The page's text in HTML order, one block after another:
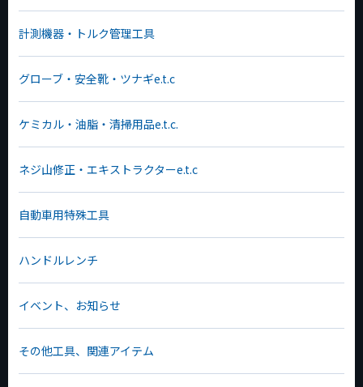
計測機器・トルク管理工具
グローブ・安全靴・ツナギe.t.c
ケミカル・油脂・清掃用品e.t.c.
ネジ山修正・エキストラクターe.t.c
自動車用特殊工具
ハンドルレンチ
イベント、お知らせ
その他工具、関連アイテム